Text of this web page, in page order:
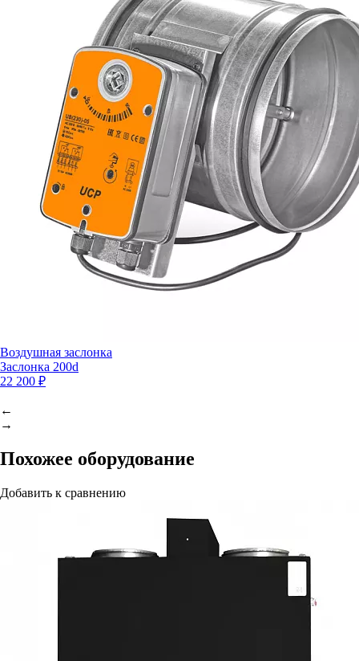
Воздушная заслонка
Заслонка 200d
22 200 ₽
←
→
Похожее оборудование
Добавить к сравнению